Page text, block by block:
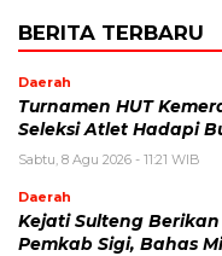
BERITA TERBARU
Daerah
Turnamen HUT
Seleksi Atlet Hadapi
Sabtu, 8 Agu 2026 - 11:21 WIB
Daerah
Kejati Sulteng
Pemkab Sigi, Bahas